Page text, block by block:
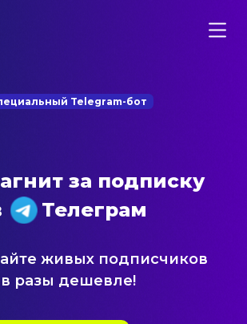
Telegram-бот
за подписку
Телеграм
живых подписчиков
в разы дешевле!